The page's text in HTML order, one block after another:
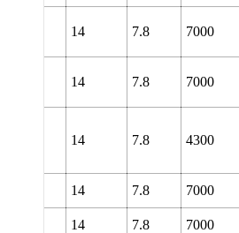
14 7.8 7000
14 7.8 7000
14 7.8 4300
14 7.8 7000
14 7.8 7000